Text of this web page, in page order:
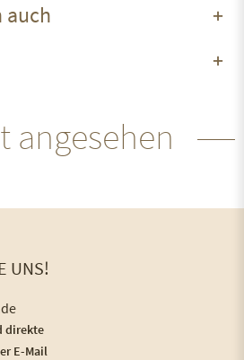
auch
angesehen
UNS!
direkte
E-Mail